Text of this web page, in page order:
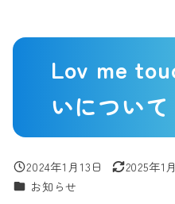
移
Lov me
いについて
投稿日
2024年1月13日
更新日
2025年1
カテゴリー
お知らせ